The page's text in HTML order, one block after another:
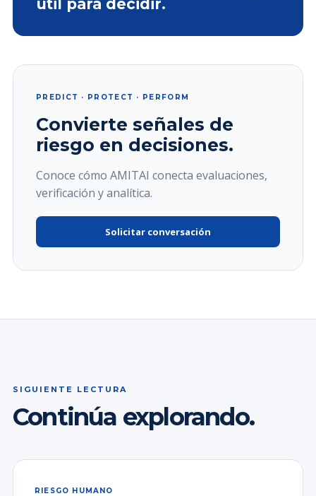
útil para decidir.
PREDICT · PROTECT · PERFORM
Convierte señales de
riesgo en decisiones.
Conoce cómo AMITAI conecta evaluaciones,
verificación y analítica.
Solicitar conversación
SIGUIENTE LECTURA
Continúa explorando.
RIESGO HUMANO